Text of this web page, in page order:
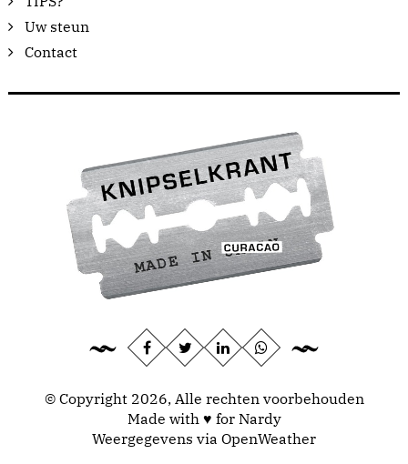
Uw steun
Contact
© Copyright 2026, Alle rechten voorbehouden
Made with ♥ for Nardy
Weergegevens via OpenWeather